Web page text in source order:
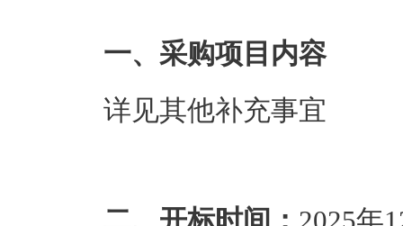
一、采购项目内容
详见其他补充事宜